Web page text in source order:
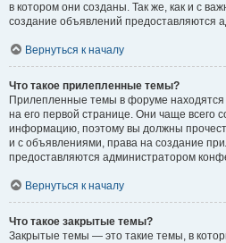
в котором они созданы. Так же, как и с
создание объявлений предоставляются
Вернуться к началу
Что такое прилепленные темы?
Прилепленные темы в форуме находятся
на его первой странице. Они чаще всего
информацию, поэтому вы должны
и с объявлениями, права на создание
предоставляются администратором
Вернуться к началу
Что такое закрытые темы?
Закрытые темы — это такие темы, в